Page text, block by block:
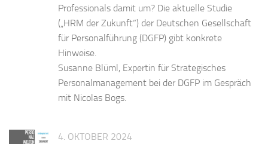
Professionals damit um? Die aktuelle Studie
(„HRM der Zukunft“) der Deutschen Gesellschaft
für Personalführung (DGFP) gibt konkrete
Hinweise.
Susanne Blüml, Expertin für Strategisches
Personalmanagement bei der DGFP im Gespräch
mit Nicolas Bogs.
4. OKTOBER 2024